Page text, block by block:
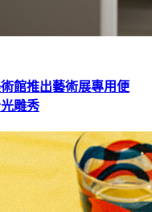
館推出藝術展專用便
雕秀